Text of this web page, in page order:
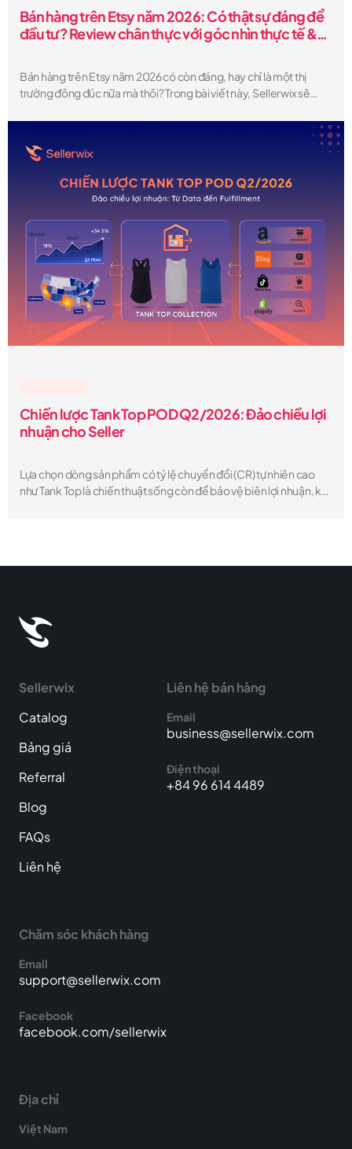
Bán hàng trên Etsy năm 2026: Có thật sự đáng để
đầu tư? Review chân thực với góc nhìn thực tế &
Bán hàng trên Etsy năm 2026 có còn đáng, hay chỉ là một thị
trường đông đúc nữa mà thôi? Trong bài viết này, Sellerwix sẽ
điểm thực sự, chi phí thực tế khi bán hàng trên Etsy, mức thu nhập
có thể đạt được, cũng như những “góc khuất” mà phần lớn người
bán không chia sẻ — để từ đó quyết định liệu Etsy có phải là nền
tảng phù hợp cho việc kinh doanh của bạn hay không.
Chiến lược Tank Top POD Q2/2026: Đảo chiều lợi
nhuận cho Seller
Lựa chọn dòng sản phẩm có tỷ lệ chuyển đổi (CR) tự nhiên cao
như Tank Top là chiến thuật sống còn để bảo vệ biên lợi nhuận, khi
Sellerwix
Catalog
Bảng giá
Referral
Blog
FAQs
Liên hệ
Liên hệ bán hàng
Email
business@sellerwix.com
Điện thoại
+84 96 614 4489
Chăm sóc khách hàng
Email
support@sellerwix.com
Facebook
facebook.com/sellerwix
Địa chỉ
Việt Nam